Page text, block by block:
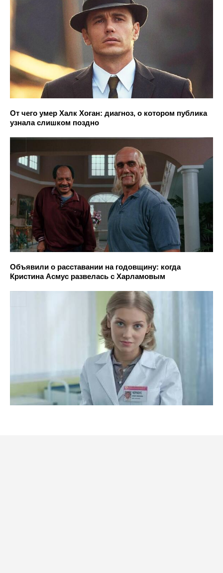
От чего умер Халк Хоган: диагноз, о котором публика
узнала слишком поздно
Объявили о расставании на годовщину: когда
Кристина Асмус развелась с Харламовым